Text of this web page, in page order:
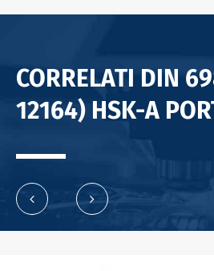
CORRELATI DIN
12164) HSK-A